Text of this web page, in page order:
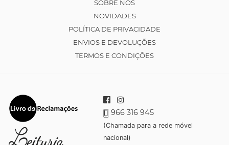
SOBRE NÓS
NOVIDADES
POLÍTICA DE PRIVACIDADE
ENVIOS E DEVOLUÇÕES
TERMOS E CONDIÇÕES
966 316 945
(Chamada para a rede móvel
nacional)